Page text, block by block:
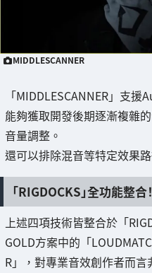
MIDDLESCANNER
「MIDDLESCANNER」支
能夠獲取開發後期逐漸複雜
音量調整。
還可以排除混音等特定效果路
「RIGDOCKS」全功能整合！
上述四項技術皆整合於「
GOLD方案中的「
R」，對專業音效創作者而言